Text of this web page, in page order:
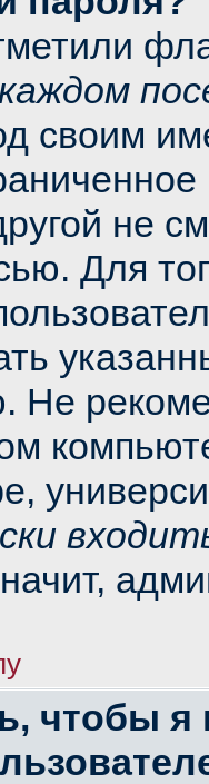
своим
не
Для
Не
чтобы